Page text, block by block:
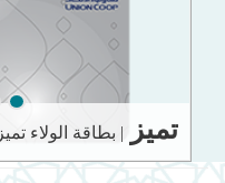
تميز | بطاقة الولاء تميز
1